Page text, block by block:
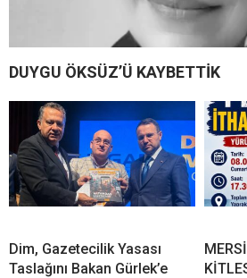
DUYGU ÖKSÜZ’Ü KAYBETTİK
Dim, Gazetecilik Yasası
Taslağını Bakan Gürlek’e